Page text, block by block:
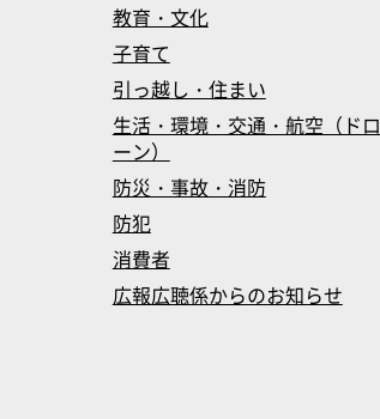
教育・文化
子育て
引っ越し・住まい
生活・環境・交通・航空（ドロ
ーン）
防災・事故・消防
防犯
消費者
広報広聴係からのお知らせ